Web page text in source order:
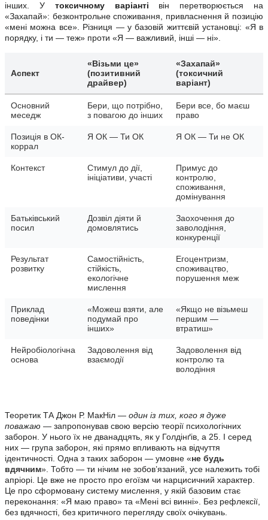
інших. У токсичному варіанті він перетворюється на
«Захапай»: безконтрольне споживання, привласнення й позицію
«мені можна все». Різниця — у базовій життєвій установці: «Я в
порядку, і ти — теж» проти «Я — важливий, інші — ні».
Аспект
«Візьми це»
(позитивний
драйвер)
«Захапай»
(токсичний
варіант)
Основний
меседж
Бери, що потрібно,
з повагою до інших
Бери все, бо маєш
право
Позиція в ОК-
коррал
Я ОК — Ти ОК Я ОК — Ти не ОК
Контекст
Стимул до дії,
ініціативи, участі
Примус до
контролю,
споживання,
домінування
Батьківський
посил
Дозвіл діяти й
домовлятись
Заохочення до
заволодіння,
конкуренції
Результат
розвитку
Самостійність,
стійкість,
екологічне
мислення
Егоцентризм,
споживацтво,
порушення меж
Приклад
поведінки
«Можеш взяти, але
подумай про
інших»
«Якщо не візьмеш
першим —
втратиш»
Нейробіологічна
основа
Задоволення від
взаємодії
Задоволення від
контролю та
володіння
Теоретик ТА Джон Р. МакНіл — один із тих, кого я дуже
поважаю — запропонував свою версію теорії психологічних
заборон. У нього їх не дванадцять, як у Голдінґів, а 25. І серед
них — група заборон, які прямо впливають на відчуття
ідентичності. Одна з таких заборон — умовне «не будь
вдячним». Тобто — ти нічим не зобов’язаний, усе належить тобі
апріорі. Це вже не просто про егоїзм чи нарцисичний характер.
Це про сформовану систему мислення, у якій базовим стає
переконання: «Я маю право» та «Мені всі винні». Без рефлексії,
без вдячності, без критичного перегляду своїх очікувань.